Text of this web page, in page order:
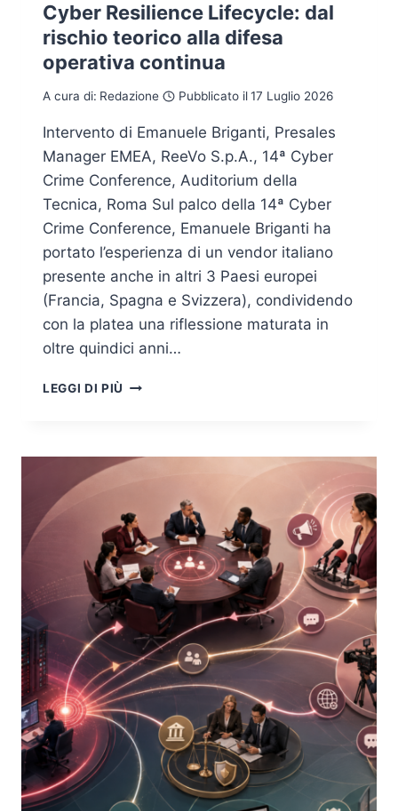
Cyber Resilience Lifecycle: dal
rischio teorico alla difesa
operativa continua
A cura di: Redazione Pubblicato il17 Luglio 2026
Intervento di Emanuele Briganti, Presales
Manager EMEA, ReeVo S.p.A., 14ª Cyber
Crime Conference, Auditorium della
Tecnica, Roma Sul palco della 14ª Cyber
Crime Conference, Emanuele Briganti ha
portato l’esperienza di un vendor italiano
presente anche in altri 3 Paesi europei
(Francia, Spagna e Svizzera), condividendo
con la platea una riflessione maturata in
oltre quindici anni…
LEGGI DI PIÙ CYBER
RISCHIO
DIFESA
OPERATIVA
CONTINUA